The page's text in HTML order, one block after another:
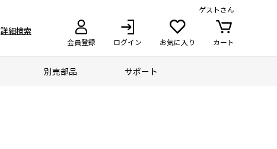
詳細検索
会員登録 ログイン お気に入り カート
ゲストさん
別売部品 サポート